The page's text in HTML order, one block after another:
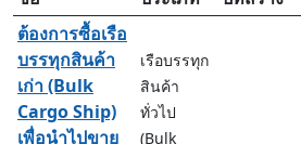
ต้องการซื้อเรือ
บรรทุกสินค้า
เก่า (Bulk
Cargo Ship)
เพื่อนำไปขาย
เรือบรรทุก
สินค้า
ทั่วไป
(Bulk